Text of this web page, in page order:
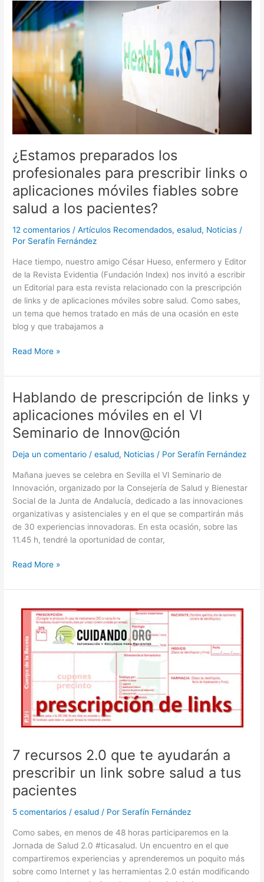
y
reto
Enfermería”:
Reunión
provincial
ASANEC
¿Estamos preparados los
profesionales para prescribir links o
aplicaciones móviles fiables sobre
salud a los pacientes?
12 comentarios /Artículos Recomendados,esalud, Noticias /
Por Serafín Fernández
Hace tiempo, nuestro amigo César Hueso, enfermero y Editor
de la Revista Evidentia (Fundación Index) nos invitó a escribir
un Editorial para esta revista relacionado con la prescripción
de links y de aplicaciones móviles sobre salud. Como sabes,
un tema que hemos tratado en más de una ocasión en este
blog y que trabajamos a
¿Estamos
los
para
prescribir
links
o
aplicaciones
fiables
sobre
salud
a
los
pacientes?
Read More »
Hablando de prescripción de links y
aplicaciones móviles en el VI
Seminario de Innov@ción
Deja un comentario /esalud, Noticias / Por Serafín Fernández
Mañana jueves se celebra en Sevilla el VI Seminario de
Innovación, organizado por la Consejería de Salud y Bienestar
Social de la Junta de Andalucía, dedicado a las innovaciones
organizativas y asistenciales y en el que se compartirán más
de 30 experiencias innovadoras. En esta ocasión, sobre las
11.45 h, tendré la oportunidad de contar,
Hablando
prescripción
aplicaciones
móviles
Seminario
Read More »
7 recursos 2.0 que te ayudarán a
prescribir un link sobre salud a tus
pacientes
5 comentarios /esalud / Por Serafín Fernández
Como sabes, en menos de 48 horas participaremos en la
Jornada de Salud 2.0 #ticasalud. Un encuentro en el que
compartiremos experiencias y aprenderemos un poquito más
sobre como Internet y las herramientas 2.0 están modificando